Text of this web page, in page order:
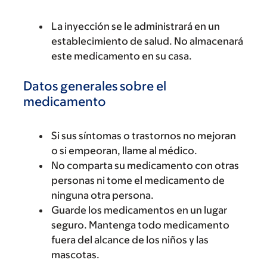
La inyección se le administrará en un
establecimiento de salud. No almacenará
este medicamento en su casa.
Datos generales sobre el
medicamento
Si sus síntomas o trastornos no mejoran
o si empeoran, llame al médico.
No comparta su medicamento con otras
personas ni tome el medicamento de
ninguna otra persona.
Guarde los medicamentos en un lugar
seguro. Mantenga todo medicamento
fuera del alcance de los niños y las
mascotas.